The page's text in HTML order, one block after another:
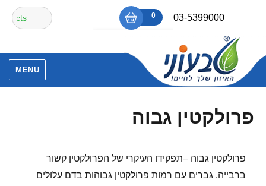
content
03-5399000
₪0
0
אין מוצרים בסל הקניות.
חיפוש
עבור:
MENU
פרולקטין גבוה
פרולקטין גבוה –תפקידו העיקרי של הפרולקטין קשור
ברבייה. גברים עם רמות פרולקטין גבוהות בדם עלולים